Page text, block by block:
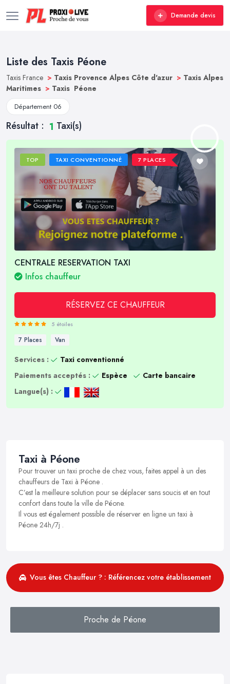
Demande devis
Liste des Taxis Péone
Taxis France > Taxis Provence Alpes Côte d'azur > Taxis Alpes
Maritimes > Taxis Péone
Département 06
Résultat : 1 Taxi(s)
TOP TAXI CONVENTIONNÉ 7 PLACES
CENTRALE RESERVATION TAXI
Infos chauffeur
RÉSERVEZ CE CHAUFFEUR
5 étoiles
7 Places Van
Services :
Taxi conventionné
Paiements acceptés :
Espèce
Carte bancaire
Langue(s) :
Taxi à Péone
Pour trouver un taxi proche de chez vous, faites appel à un des
chauffeurs de Taxi à Péone .
C’est la meilleure solution pour se déplacer sans soucis et en tout
confort dans toute la ville de Péone.
Il vous est également possible de réserver en ligne un taxi à
Péone 24h/7j .
Vous êtes Chauffeur ? : Référencez votre établissement
Proche de Péone